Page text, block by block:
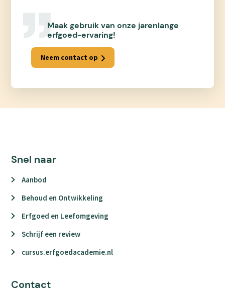
Maak gebruik van onze jarenlange
erfgoed-ervaring!
Neem contact op
Snel naar
Aanbod
Behoud en Ontwikkeling
Erfgoed en Leefomgeving
Schrijf een review
cursus.erfgoedacademie.nl
Contact